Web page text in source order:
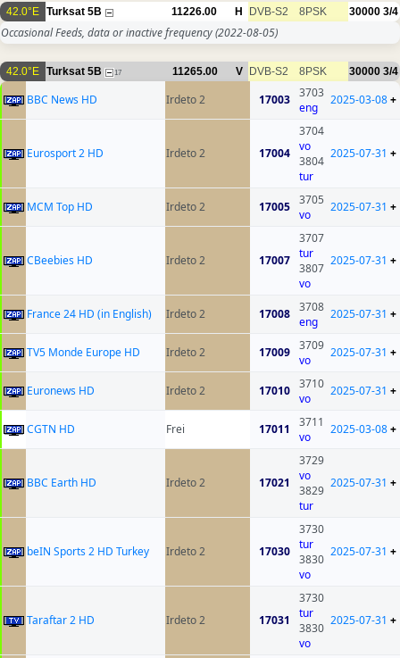
42.0°E Turksat 5B 11226.00 H DVB-S2 8PSK 30000 3/4
Occasional Feeds, data or inactive frequency(2022-08-05)
42.0°E Turksat 5B 17 11265.00 V DVB-S2 8PSK 30000 3/4
BBC News HD Irdeto 2 17003
3703
eng
2025-03-08+
Eurosport 2 HD Irdeto 2 17004
3704
vo
3804
tur
2025-07-31 +
MCM Top HD Irdeto 2 17005
3705
vo
2025-07-31 +
CBeebies HD Irdeto 2 17007
3707
tur
3807
vo
2025-07-31 +
France 24 HD (in English) Irdeto 2 17008
3708
eng
2025-07-31 +
TV5 Monde Europe HD Irdeto 2 17009
3709
vo
2025-07-31 +
Euronews HD Irdeto 2 17010
3710
vo
2025-07-31 +
CGTN HD Frei 17011
3711
vo
2025-03-08+
BBC Earth HD Irdeto 2 17021
3729
vo
3829
tur
2025-07-31 +
beIN Sports 2 HD Turkey Irdeto 2 17030
3730
tur
3830
vo
2025-07-31 +
Taraftar 2 HD Irdeto 2 17031
3730
tur
3830
vo
2025-07-31 +